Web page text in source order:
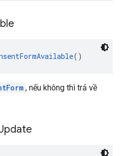
()
, nếu không thì trả về